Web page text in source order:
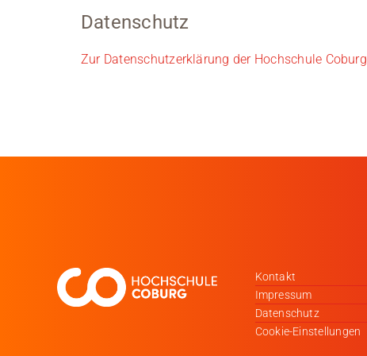
Datenschutz
Zur Datenschutzerklärung der Hochschule Coburg
Kontakt
Impressum
Datenschutz
Cookie-Einstellungen